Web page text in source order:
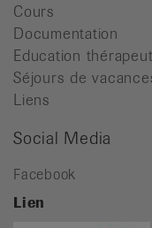
Cours
Documentation
Education
Séjours de
Liens
Social Media
Facebook
Lien